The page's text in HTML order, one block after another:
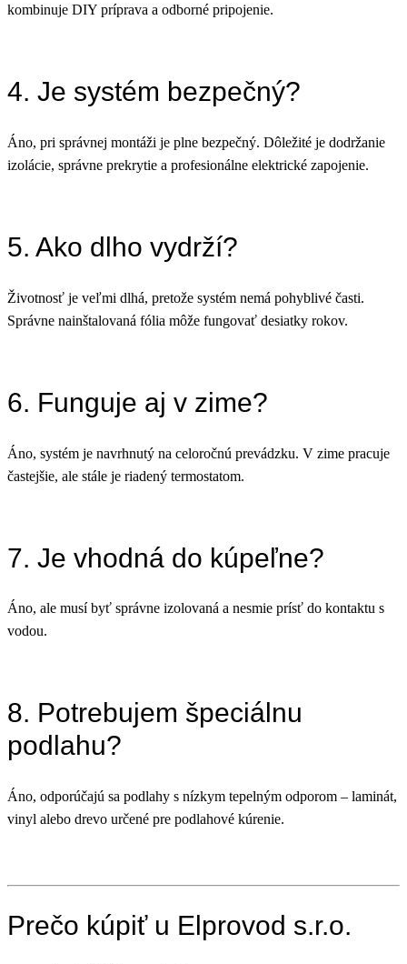
kombinuje DIY príprava a odborné pripojenie.
4. Je systém bezpečný?
Áno, pri správnej montáži je plne bezpečný. Dôležité je dodržanie
izolácie, správne prekrytie a profesionálne elektrické zapojenie.
5. Ako dlho vydrží?
Životnosť je veľmi dlhá, pretože systém nemá pohyblivé časti.
Správne nainštalovaná fólia môže fungovať desiatky rokov.
6. Funguje aj v zime?
Áno, systém je navrhnutý na celoročnú prevádzku. V zime pracuje
častejšie, ale stále je riadený termostatom.
7. Je vhodná do kúpeľne?
Áno, ale musí byť správne izolovaná a nesmie prísť do kontaktu s
vodou.
8. Potrebujem špeciálnu
podlahu?
Áno, odporúčajú sa podlahy s nízkym tepelným odporom – laminát,
vinyl alebo drevo určené pre podlahové kúrenie.
Prečo kúpiť u Elprovod s.r.o.